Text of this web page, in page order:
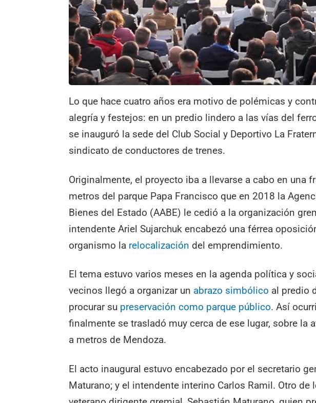
Lo que hace cuatro años era motivo de polémicas y
alegría y festejos: en un predio lindero a las vías del
se inauguró la sede del Club Social y Deportivo La
sindicato de conductores de trenes.
Originalmente, el proyecto iba a llevarse a cabo en una
metros del parque Papa Francisco que en 2018 la
Bienes del Estado (AABE) le cedió a la organización
intendente Ariel Sujarchuk encabezó una férrea
organismo la relocalización del emprendimiento.
El tema estuvo varios meses en la agenda política y
vecinos llegó a organizar un abrazo simbólico al predio
procurar su preservación como parque público. Así
finalmente se trasladó muy cerca de ese lugar, sobre la
a metros de Mendoza.
El acto inaugural estuvo encabezado por el secretario
Maturano; y el intendente interino Carlos Ramil. Otro de